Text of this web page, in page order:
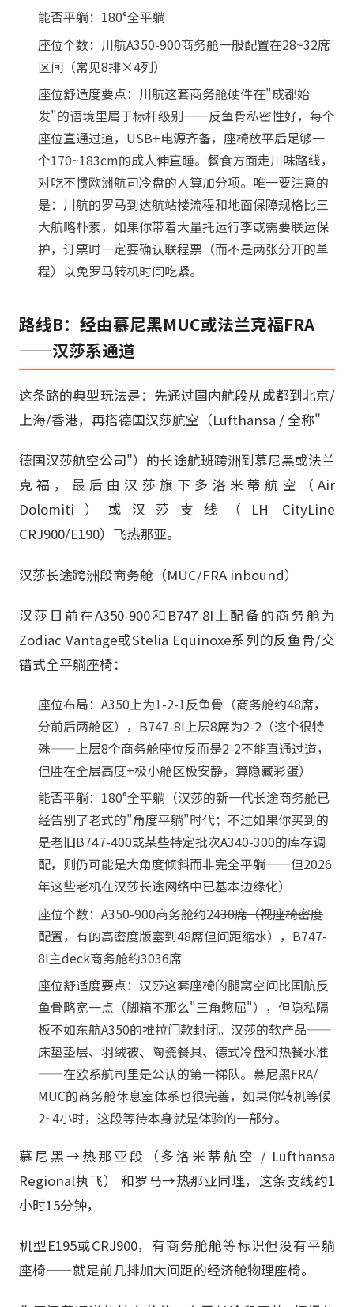
能否平躺：180°全平躺
座位个数：川航A350-900商务舱一般配置在28~32席
区间（常见8排×4列）
座位舒适度要点：川航这套商务舱硬件在"成都始
发"的语境里属于标杆级别——反鱼骨私密性好，每个
座位直通过道，USB+电源齐备，座椅放平后足够一
个170~183cm的成人伸直睡。餐食方面走川味路线，
对吃不惯欧洲航司冷盘的人算加分项。唯一要注意的
是：川航的罗马到达航站楼流程和地面保障规格比三
大航略朴素，如果你带着大量托运行李或需要联运保
护，订票时一定要确认联程票（而不是两张分开的单
程）以免罗马转机时间吃紧。
路线B：经由慕尼黑MUC或法兰克福FRA
——汉莎系通道
这条路的典型玩法是：先通过国内航段从成都到北京/
上海/香港，再搭德国汉莎航空（Lufthansa / 全称"
德国汉莎航空公司"）的长途航班跨洲到慕尼黑或法兰
克福，最后由汉莎旗下多洛米蒂航空（Air
Dolomiti）或汉莎支线（LH CityLine
CRJ900/E190）飞热那亚。
汉莎长途跨洲段商务舱（MUC/FRA inbound）
汉莎目前在A350-900和B747-8I上配备的商务舱为
Zodiac Vantage或Stelia Equinoxe系列的反鱼骨/交
错式全平躺座椅：
座位布局：A350上为1-2-1反鱼骨（商务舱约48席，
分前后两舱区），B747-8I上层8席为2-2（这个很特
殊——上层8个商务舱座位反而是2-2不能直通过道，
但胜在全层高度+极小舱区极安静，算隐藏彩蛋）
能否平躺：180°全平躺（汉莎的新一代长途商务舱已
经告别了老式的"角度平躺"时代；不过如果你买到的
是老旧B747-400或某些特定批次A340-300的库存调
配，则仍可能是大角度倾斜而非完全平躺——但2026
年这些老机在汉莎长途网络中已基本边缘化）
座位个数：A350-900商务舱约2430席（视座椅密度
配置，有的高密度版塞到48席但间距缩水），B747-
8I主deck商务舱约3036席
座位舒适度要点：汉莎这套座椅的腿窝空间比国航反
鱼骨略宽一点（脚箱不那么"三角憋屈"），但隐私隔
板不如东航A350的推拉门款封闭。汉莎的软产品——
床垫垫层、羽绒被、陶瓷餐具、德式冷盘和热餐水准
——在欧系航司里是公认的第一梯队。慕尼黑FRA/
MUC的商务舱休息室体系也很完善，如果你转机等候
2~4小时，这段等待本身就是体验的一部分。
慕尼黑→热那亚段（多洛米蒂航空 / Lufthansa
Regional执飞） 和罗马→热那亚同理，这条支线约1
小时15分钟，
机型E195或CRJ900，有商务舱舱等标识但没有平躺
座椅——就是前几排加大间距的经济舱物理座椅。